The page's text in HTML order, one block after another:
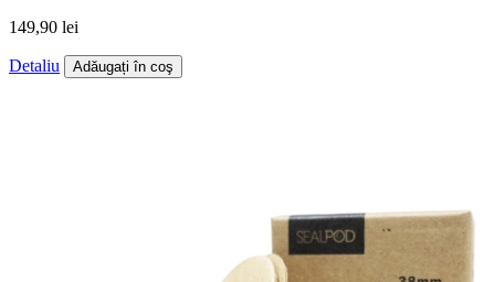
149,90 lei
Detaliu Adăugați în coş